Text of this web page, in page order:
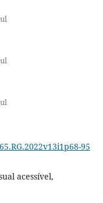
95
acessível,